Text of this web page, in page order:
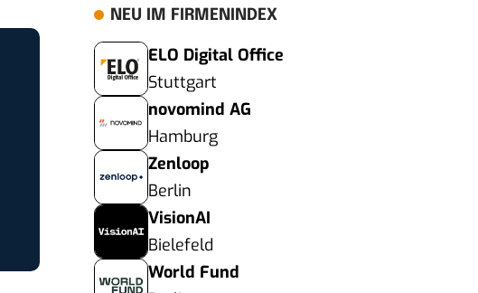
NEU IM FIRMENINDEX
ELO Digital Office
Stuttgart
novomind AG
Hamburg
Zenloop
Berlin
VisionAI
Bielefeld
World Fund